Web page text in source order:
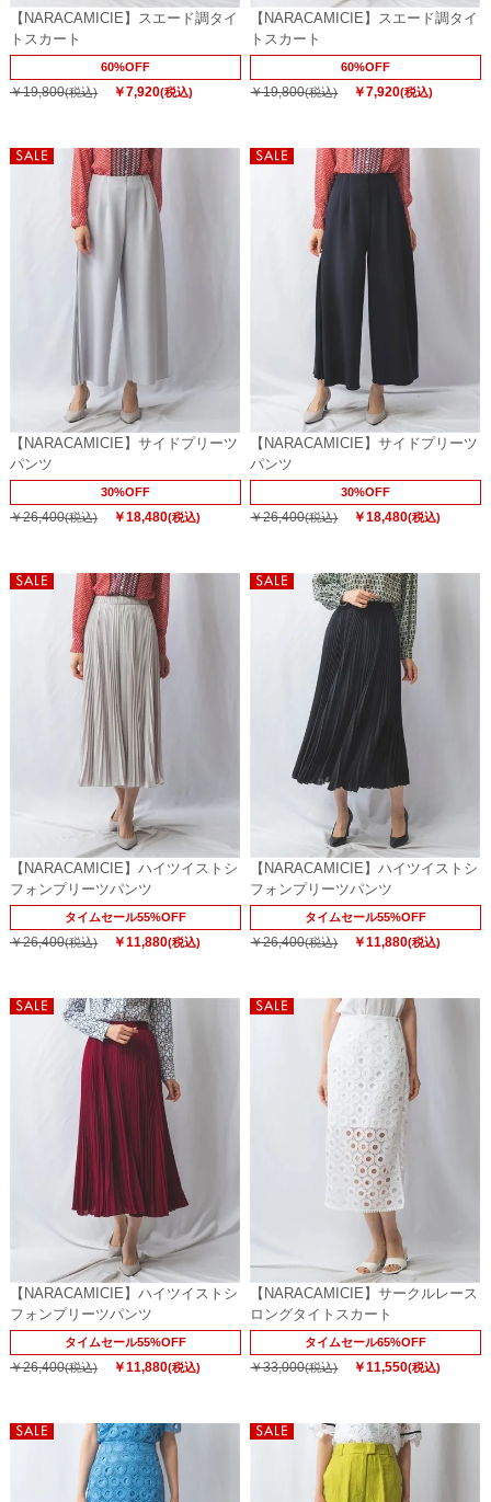
【NARACAMICIE】スエード調タイ
トスカート
60%OFF
￥19,800(税込) ￥7,920(税込)
【NARACAMICIE】スエード調タイ
トスカート
60%OFF
￥19,800(税込) ￥7,920(税込)
【NARACAMICIE】サイドプリーツ
パンツ
30%OFF
￥26,400(税込) ￥18,480(税込)
【NARACAMICIE】サイドプリーツ
パンツ
30%OFF
￥26,400(税込) ￥18,480(税込)
【NARACAMICIE】ハイツイストシ
フォンプリーツパンツ
タイムセール55%OFF
￥26,400(税込) ￥11,880(税込)
【NARACAMICIE】ハイツイストシ
フォンプリーツパンツ
タイムセール55%OFF
￥26,400(税込) ￥11,880(税込)
【NARACAMICIE】ハイツイストシ
フォンプリーツパンツ
タイムセール55%OFF
￥26,400(税込) ￥11,880(税込)
【NARACAMICIE】サークルレース
ロングタイトスカート
タイムセール65%OFF
￥33,000(税込) ￥11,550(税込)